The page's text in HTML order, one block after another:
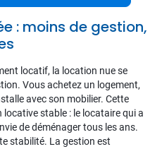
: moins de gestion,
locatif, la location nue se
Vous achetez un logement,
avec son mobilier. Cette
stable : le locataire qui a
de déménager tous les ans.
stabilité. La gestion est